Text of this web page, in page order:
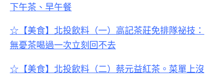
下午茶、早午餐
☆【美食】北投飲料（一）高記茶莊免排隊祕技：
無憂茶喝過一次立刻回不去
☆【美食】 北投飲料（二） 蔡元益紅茶。菜單上沒